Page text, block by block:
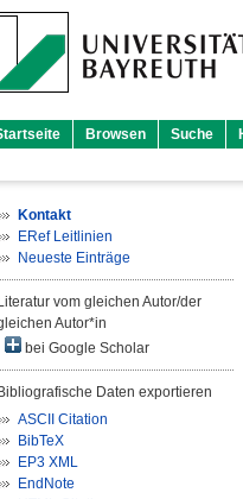
Browsen Suche
Kontakt
ERef Leitlinien
Neueste Einträge
Literatur vom gleichen Autor/der
Autor*in
bei Google Scholar
Bibliografische Daten exportieren
ASCII Citation
BibTeX
EP3 XML
EndNote